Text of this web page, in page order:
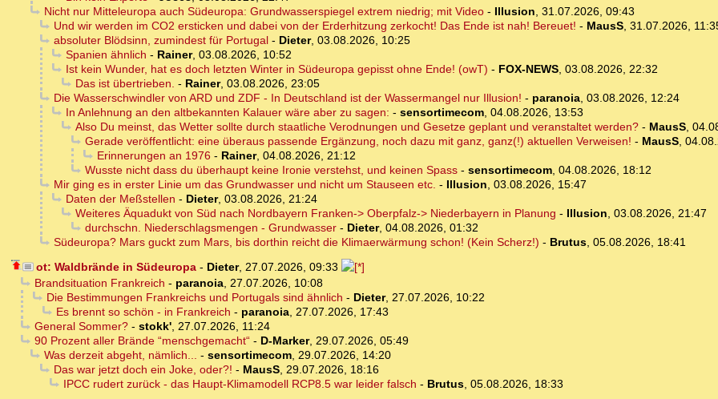
Nicht nur Mitteleuropa auch Südeuropa: Grundwasserspiegel extrem niedrig; mit Video- Illusion, 31.07.2026, 09:43
Und wir werden im CO2 ersticken und dabei von der Erderhitzung zerkocht! Das Ende ist nah! Bereuet! - MausS, 31.07.2026,
absoluter Blödsinn, zumindest für Portugal- Dieter, 03.08.2026, 10:25
Spanien ähnlich - Rainer, 03.08.2026, 10:52
Ist kein Wunder, hat es doch letzten Winter in Südeuropa gepisst ohne Ende! (owT) - FOX-NEWS, 03.08.2026, 22:32
Das ist übertrieben. - Rainer, 03.08.2026, 23:05
Die Wasserschwindler von ARD und ZDF - In Deutschland ist der Wassermangel nur Illusion! - paranoia, 03.08.2026, 12:24
In Anlehnung an den altbekannten Kalauer wäre aber zu sagen: - sensortimecom, 04.08.2026, 13:53
Also Du meinst, das Wetter sollte durch staatliche Verodnungen und Gesetze geplant und veranstaltet werden?- MausS,
Gerade veröffentlicht: eine überaus passende Ergänzung, noch dazu mit ganz, ganz(!) aktuellen Verweisen! - MausS,
Erinnerungen an 1976- Rainer, 04.08.2026, 21:12
Wusste nicht dass du überhaupt keine Ironie verstehst, und keinen Spass- sensortimecom, 04.08.2026, 18:12
Mir ging es in erster Linie um das Grundwasser und nicht um Stauseen etc. - Illusion, 03.08.2026, 15:47
Daten der Meßstellen - Dieter, 03.08.2026, 21:24
Weiteres Äquadukt von Süd nach Nordbayern Franken-> Oberpfalz-> Niederbayern in Planung - Illusion, 03.08.2026, 21:47
durchschn. Niederschlagsmengen - Grundwasser- Dieter, 04.08.2026, 01:32
Südeuropa? Mars guckt zum Mars, bis dorthin reicht die Klimaerwärmung schon! (Kein Scherz!) - Brutus, 05.08.2026, 18:41
ot: Waldbrände in Südeuropa- Dieter, 27.07.2026, 09:33
Brandsituation Frankreich - paranoia, 27.07.2026, 10:08
Die Bestimmungen Frankreichs und Portugals sind ähnlich - Dieter, 27.07.2026, 10:22
Es brennt so schön - in Frankreich - paranoia, 27.07.2026, 17:43
General Sommer?- stokk', 27.07.2026, 11:24
90 Prozent aller Brände “menschgemacht“- D-Marker, 29.07.2026, 05:49
Was derzeit abgeht, nämlich... - sensortimecom, 29.07.2026, 14:20
Das war jetzt doch ein Joke, oder?! - MausS, 29.07.2026, 18:16
IPCC rudert zurück - das Haupt-Klimamodell RCP8.5 war leider falsch - Brutus, 05.08.2026, 18:33